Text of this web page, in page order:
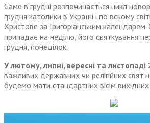
Саме в грудні розпочинається цикл
грудня католики в Україні і по всьому
Христове за Григоріанським календарем.
припадає на неділю, його святкування
грудня, понеділок.
У лютому, липні, вересні та листопаді
важливих державних чи релігійних свят
будемо мати стандартних вісім